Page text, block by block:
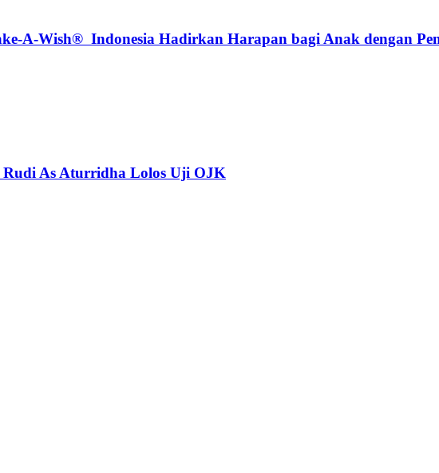
A-Wish® Indonesia Hadirkan Harapan bagi Anak dengan
As Aturridha Lolos Uji OJK